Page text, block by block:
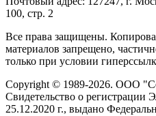
100, стр. 2
Все права защищены.
материалов запрещено,
только при условии
Copyright © 1989-2026. ООО
Свидетельство о
25.12.2020 г., выдано